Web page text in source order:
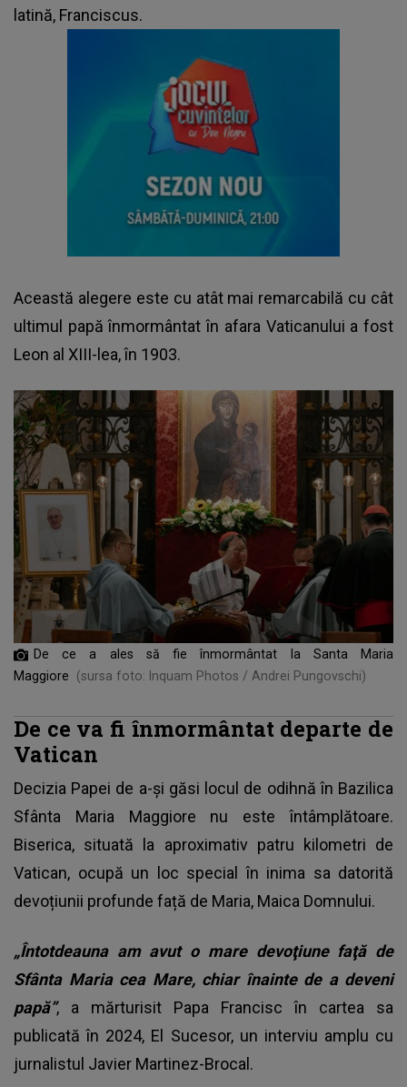
latină, Franciscus.
Această alegere este cu atât mai remarcabilă cu cât
ultimul papă înmormântat în afara Vaticanului a fost
Leon al XIII-lea, în 1903.
De ce a ales să fie înmormântat la Santa Maria
Maggiore
(sursa foto: Inquam Photos / Andrei Pungovschi)
De ce va fi înmormântat departe de
Vatican
Decizia Papei de a-și găsi locul de odihnă în Bazilica
Sfânta Maria Maggiore nu este întâmplătoare.
Biserica, situată la aproximativ patru kilometri de
Vatican, ocupă un loc special în inima sa datorită
devoțiunii profunde față de Maria, Maica Domnului.
„Întotdeauna am avut o mare devoţiune faţă de
Sfânta Maria cea Mare, chiar înainte de a deveni
papă”, a mărturisit Papa Francisc în cartea sa
publicată în 2024, El Sucesor, un interviu amplu cu
jurnalistul Javier Martinez-Brocal.